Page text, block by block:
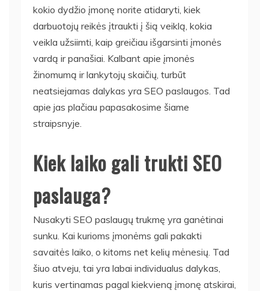
kokio dydžio įmonę norite atidaryti, kiek
darbuotojų reikės įtraukti į šią veiklą, kokia
veikla užsiimti, kaip greičiau išgarsinti įmonės
vardą ir panašiai. Kalbant apie įmonės
žinomumą ir lankytojų skaičių, turbūt
neatsiejamas dalykas yra SEO paslaugos. Tad
apie jas plačiau papasakosime šiame
straipsnyje.
Kiek laiko gali trukti SEO
paslauga?
Nusakyti SEO paslaugų trukmę yra ganėtinai
sunku. Kai kurioms įmonėms gali pakakti
savaitės laiko, o kitoms net kelių mėnesių. Tad
šiuo atveju, tai yra labai individualus dalykas,
kuris vertinamas pagal kiekvieną įmonę atskirai,